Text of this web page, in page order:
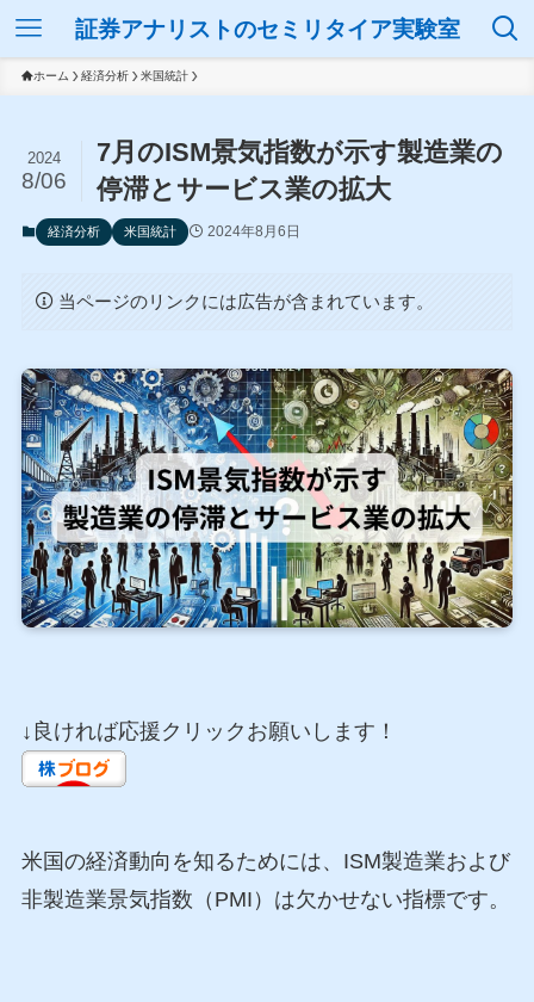
証券アナリストのセミリタイア実験室
ホーム 経済分析 米国統計
7月のISM景気指数が示す製造業の
停滞とサービス業の拡大
2024
8/06
経済分析 米国統計 2024年8月6日
当ページのリンクには広告が含まれています。
↓良ければ応援クリックお願いします！
米国の経済動向を知るためには、ISM製造業および
非製造業景気指数（PMI）は欠かせない指標です。